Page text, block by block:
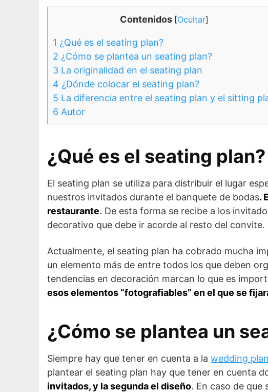
Contenidos [Ocultar]
1 ¿Qué es el seating plan?
2 ¿Cómo se plantea un seating plan?
3 La originalidad en el seating plan
4 ¿Dónde colocar el seating plan?
5 La diferencia entre el seating plan y el sitting
6 Autor
¿Qué es el seating plan?
El seating plan se utiliza para distribuir el lugar
nuestros invitados durante el banquete de bodas.
restaurante. De esta forma se recibe a los
decorativo que debe ir acorde al resto del convite.
Actualmente, el seating plan ha cobrado mucha
un elemento más de entre todos los que deben
tendencias en decoración marcan lo que es
esos elementos “fotografiables” en el que se
¿Cómo se plantea un
Siempre hay que tener en cuenta a la wedding
plantear el seating plan hay que tener en cuenta
invitados, y la segunda el diseño. En caso de que